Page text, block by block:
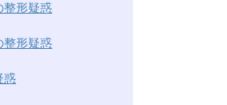
整形疑惑
整形疑惑
惑